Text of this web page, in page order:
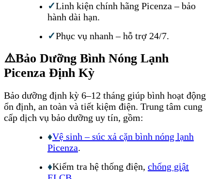
✓Linh kiện chính hãng Picenza – bảo
hành dài hạn.
✓Phục vụ nhanh – hỗ trợ 24/7.
⚠️Bảo Dưỡng Bình Nóng Lạnh
Picenza Định Kỳ
Bảo dưỡng định kỳ 6–12 tháng giúp bình hoạt động
ổn định, an toàn và tiết kiệm điện. Trung tâm cung
cấp dịch vụ bảo dưỡng uy tín, gồm:
♦Vệ sinh – súc xả cặn bình nóng lạnh
Picenza.
♦Kiểm tra hệ thống điện, chống giật